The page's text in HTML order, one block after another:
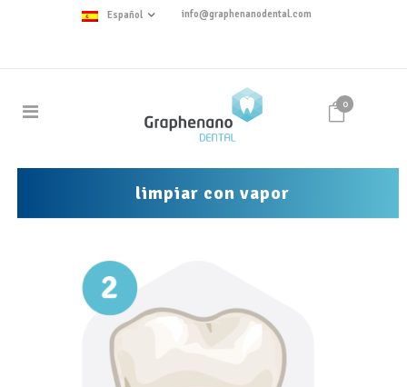
Español info@graphenanodental.com
0
limpiar con vapor